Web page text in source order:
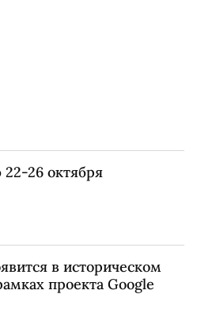
26 октября
в историческом
проекта Google